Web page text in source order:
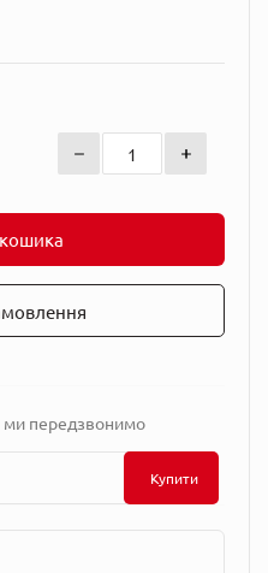
ми передзвонимо
Купити